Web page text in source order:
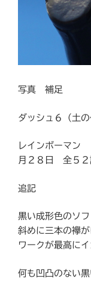
写真 補足
ダッシュ６（土
レインボーマン
月２８日 全５
追記
黒い成形色のソフ
斜めに三本の襷
ワークが最高にイ
何も凹凸のない